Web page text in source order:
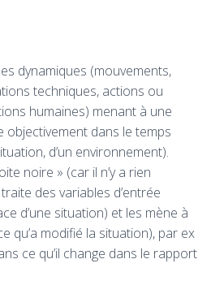
dynamiques (mouvements,
techniques, actions ou
humaines) menant à une
dans le temps
d’un environnement).
noire » (car il n’y a rien
des variables d’entrée
d’une situation) et les mène à
qu’a modifié la situation), par ex
ce qu’il change dans le rapport